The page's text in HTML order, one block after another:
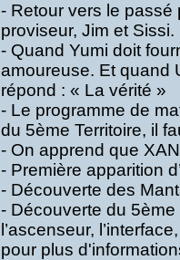
- Retour vers le passé
proviseur, Jim et Sissi.
- Quand Yumi doit
amoureuse. Et quand
répond : « La vérité »
- Le programme de
du 5ème Territoire, il
- On apprend que
- Première apparition
- Découverte des
- Découverte du
l’ascenseur,
pour plus